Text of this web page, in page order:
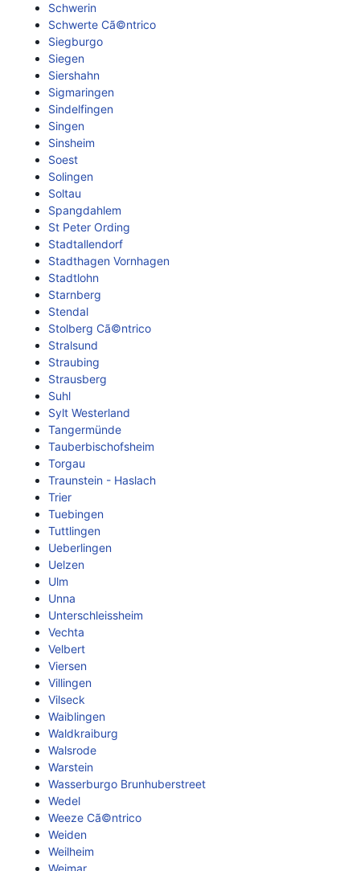
Schwerin
Schwerte Cã©ntrico
Siegburgo
Siegen
Siershahn
Sigmaringen
Sindelfingen
Singen
Sinsheim
Soest
Solingen
Soltau
Spangdahlem
St Peter Ording
Stadtallendorf
Stadthagen Vornhagen
Stadtlohn
Starnberg
Stendal
Stolberg Cã©ntrico
Stralsund
Straubing
Strausberg
Suhl
Sylt Westerland
Tangermünde
Tauberbischofsheim
Torgau
Traunstein - Haslach
Trier
Tuebingen
Tuttlingen
Ueberlingen
Uelzen
Ulm
Unna
Unterschleissheim
Vechta
Velbert
Viersen
Villingen
Vilseck
Waiblingen
Waldkraiburg
Walsrode
Warstein
Wasserburgo Brunhuberstreet
Wedel
Weeze Cã©ntrico
Weiden
Weilheim
Weimar